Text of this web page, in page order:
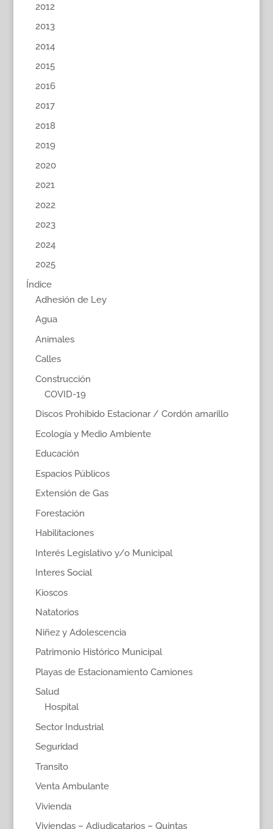
2012
2013
2014
2015
2016
2017
2018
2019
2020
2021
2022
2023
2024
2025
Índice
Adhesión de Ley
Agua
Animales
Calles
Construcción
COVID-19
Discos Prohibido Estacionar / Cordón amarillo
Ecología y Medio Ambiente
Educación
Espacios Públicos
Extensión de Gas
Forestación
Habilitaciones
Interés Legislativo y/o Municipal
Interes Social
Kioscos
Natatorios
Niñez y Adolescencia
Patrimonio Histórico Municipal
Playas de Estacionamiento Camiones
Salud
Hospital
Sector Industrial
Seguridad
Transito
Venta Ambulante
Vivienda
Viviendas – Adjudicatarios – Quintas